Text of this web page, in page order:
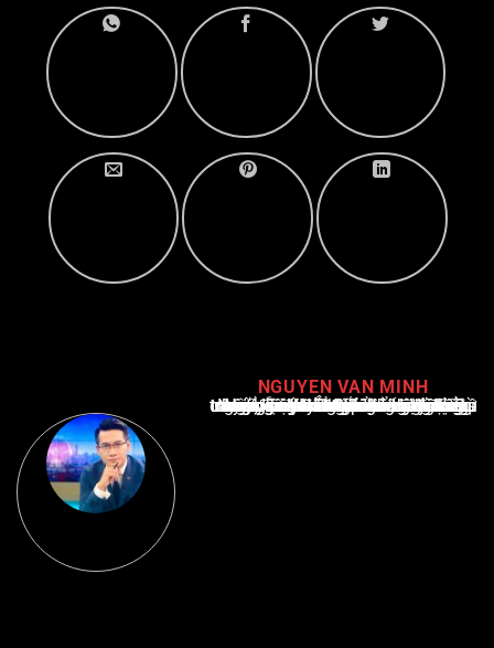
NGUYEN VAN MINH
Nguyễn Văn Minh là một trong những chuyên gia hàng đầu về báo cáo tin tức thể thao tại Việt Nam, với hơn 10 năm hoạt động trong ngành. Ông có kiến thức sâu rộng và kinh nghiệm đáng kể trong việc phân tích và báo cáo về các sự kiện thể thao hàng đầu. Sự hiểu biết sâu sắc của ông về ngành này đã giúp ông xây dựng uy tín và danh tiếng trong cộng đồng báo chí thể thao.